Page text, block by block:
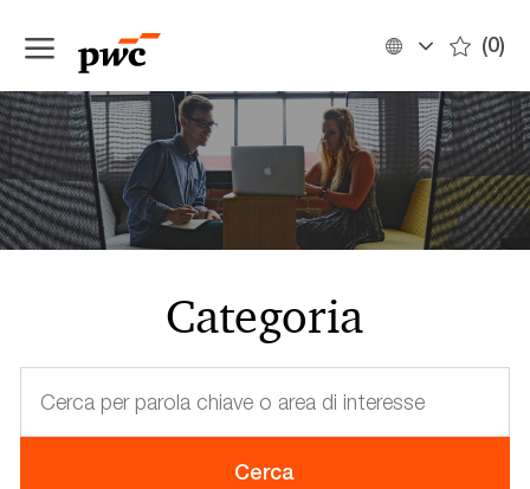
Language
Italian (0)
-
Categoria
per
parola
Cerca